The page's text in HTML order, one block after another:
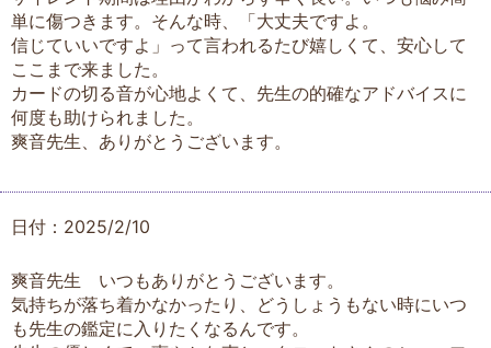
単に傷つきます。そんな時、「大丈夫ですよ。
信じていいですよ」って言われるたび嬉しくて、安心して
ここまで来ました。
カードの切る音が心地よくて、先生の的確なアドバイスに
何度も助けられました。
爽音先生、ありがとうございます。
日付：2025/2/10
爽音先生 いつもありがとうございます。
気持ちが落ち着かなかったり、どうしょうもない時にいつ
も先生の鑑定に入りたくなるんです。